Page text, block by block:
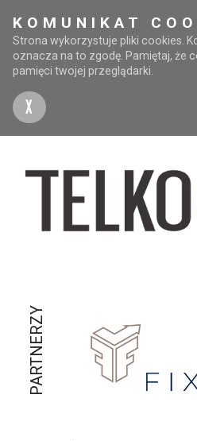
KOMUNIKAT
Strona wykorzystuje pliki cookies.
oznacza na to zgodę. Pamiętaj, że
pamięci twojej przeglądarki.
X
PARTNERZY